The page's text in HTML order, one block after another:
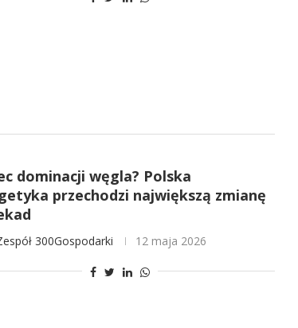
dominacji węgla? Polska
przechodzi największą zmianę
300Gospodarki 12 maja 2026